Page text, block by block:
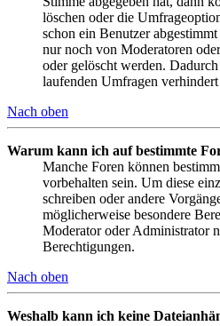
löschen oder die
schon ein Benutzer
nur noch von Moderatoren
oder gelöscht werden.
laufenden Umfragen
Nach oben
Warum kann ich auf bestimmte
Manche Foren können
vorbehalten sein. Um diese
schreiben oder andere
möglicherweise besondere
Moderator oder Administrator
Berechtigungen.
Nach oben
Weshalb kann ich keine